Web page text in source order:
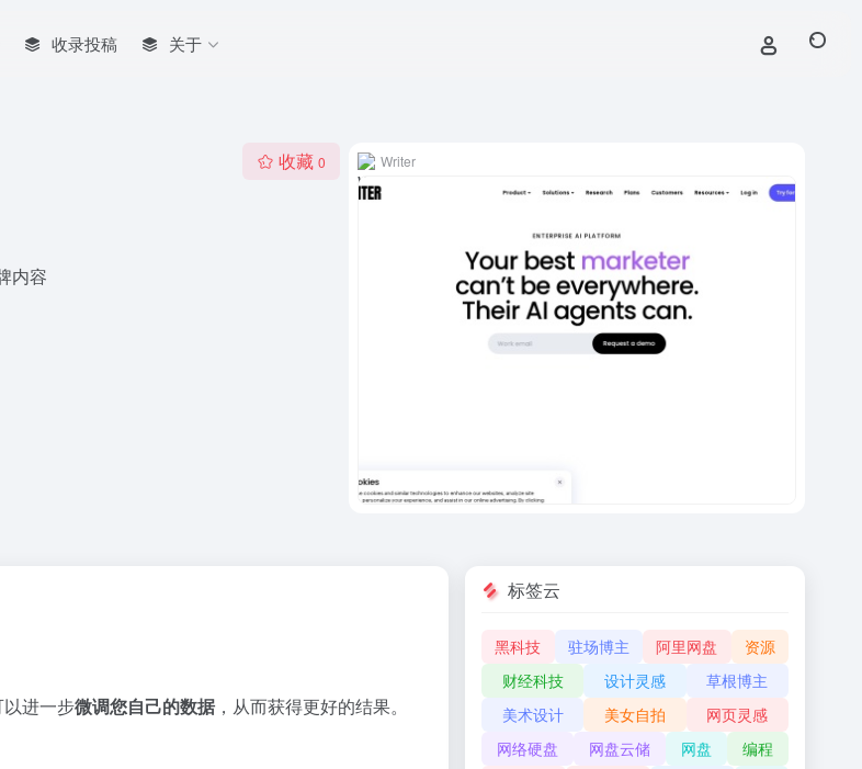
收录投稿 关于
收藏 0
内容
Writer
进一步微调您自己的数据 ，从而获得更好的结果。
标签云
黑科技 驻场博主 阿里网盘
资源
财经科技
设计灵感
草根博主
美术设计
美女自拍
网页灵感
网络硬盘
网盘云储 网盘
编程